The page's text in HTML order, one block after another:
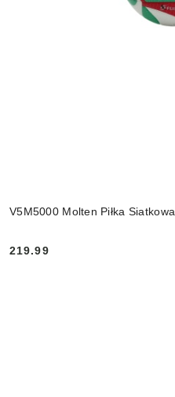
V5M5000 Molten Piłka Siatkowa
Cena:
219.99